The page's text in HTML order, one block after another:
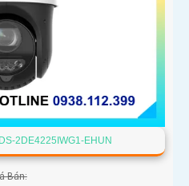
2DE4225IWG1-EHUN
Bán: